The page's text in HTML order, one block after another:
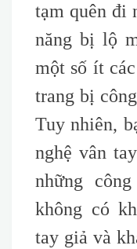
tạm quên đi
năng bị lộ
một số ít
trang bị
Tuy nhiên,
nghệ vân
những
không có
tay giả và